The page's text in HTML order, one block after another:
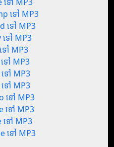
ទៅ MP3
ទៅ MP3
ទៅ MP3
ៅ MP3
ៅ MP3
ៅ MP3
ៅ MP3
ទៅ MP3
ទៅ MP3
ទៅ MP3
ទៅ MP3